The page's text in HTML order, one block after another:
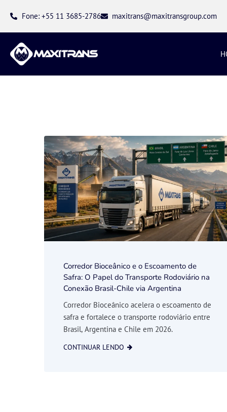
Fone: +55 11 3685-2786 maxitrans@maxitransgroup.com
Corredor Bioceânico e o Escoamento de
Safra: O Papel do Transporte Rodoviário na
Conexão Brasil-Chile via Argentina
Corredor Bioceânico acelera o escoamento de
safra e fortalece o transporte rodoviário entre
Brasil, Argentina e Chile em 2026.
CONTINUAR LENDO